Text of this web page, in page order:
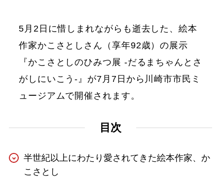
5月2日に惜しまれながらも逝去した、絵本
作家かこさとしさん（享年92歳）の展示
『かこさとしのひみつ展 -だるまちゃんとさ
がしにいこう-』が7月7日から川崎市市民ミ
ュージアムで開催されます。
目次
半世紀以上にわたり愛されてきた絵本作家、か
こさとし